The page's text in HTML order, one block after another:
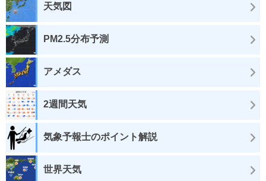
天気図
PM2.5分布予測
アメダス
2週間天気
気象予報士のポイント解説
世界天気